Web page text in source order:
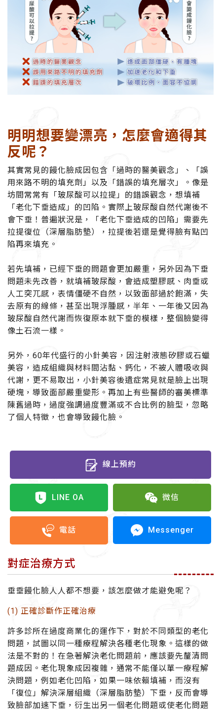
明明想要變漂亮，怎麼會適得其
反呢？
其實常見的饅化臉成因包含「過時的醫美觀念」、「誤
用來路不明的填充劑」以及「錯誤的填充層次」。像是
坊間常常有「玻尿酸可以拉提」的錯誤觀念，想填補
「老化下垂造成」的凹陷。實際上玻尿酸自然代謝後不
會下垂！普遍狀況是，「老化下垂造成的凹陷」需要先
拉提復位（深層脂肪墊），拉提後若還是覺得臉有點凹
陷再來填充。
若先填補，已經下垂的問題會更加嚴重，另外因為下垂
問題未先改善，就填補玻尿酸，會造成塑膠感、肉垂或
人工突兀感，表情僵硬不自然，以致面部過於飽滿，失
去原有的線條，甚至出現浮腫感，半年、一年後又因為
玻尿酸自然代謝而恢復原本就下垂的模樣，整個臉變得
像土石流一樣。
另外，60年代盛行的小針美容，因注射液態矽膠或石蠟
美容，造成組織與材料間沾黏、鈣化，不被人體吸收與
代謝，更不易取出，小針美容後遺症常見就是臉上出現
硬塊，導致面部嚴重變形。 再加上有些醫師的審美標準
陳舊過時，過度強調過度豐滿或不合比例的臉型，忽略
了個人特徵，也會導致饅化臉。
線上預約
LINE OA 微信
電話 Messenger
對症治療方式
垂垂饅化臉人人都不想要，該怎麼做才能避免呢？
(1) 正確診斷作正確治療
許多診所在過度商業化的運作下，對於不同類型的老化
問題，試圖以同一種療程解決各種老化現象。這樣的做
法是不對的！在急著解決老化問題前，應該要先釐清問
題成因。老化現象成因複雜，通常不能僅以單一療程解
決問題，例如老化凹陷，如果一味依賴填補，而沒有
「復位」解決深層組織（深層脂肪墊）下垂，反而會導
致臉部加速下垂，衍生出另一個老化問題或使老化問題